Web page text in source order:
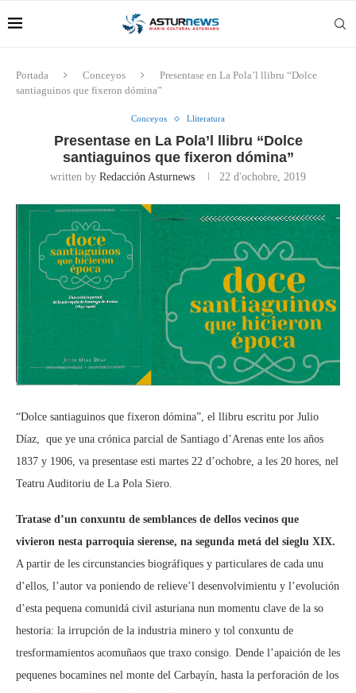
Portada Conceyos
Presentase en La Pola’l llibru “Dolce
santiaguinos que fixeron dómina”
Conceyos Lliteratura
Presentase en La Pola’l llibru “Dolce
santiaguinos que fixeron dómina”
written by Redacción Asturnews 22 d'ochobre, 2019
“Dolce santiaguinos que fixeron dómina”, el llibru escritu por Julio
Díaz, que ye una crónica parcial de Santiago d’Arenas ente los años
1837 y 1906, va presentase esti martes 22 d’ochobre, a les 20 hores, nel
Teatru Auditoriu de La Pola Siero.
Tratase d’un conxuntu de semblances de dellos vecinos que
vivieron nesta parroquia sierense, na segunda metá del sieglu XIX.
A partir de les circunstancies biográfiques y particulares de cada unu
d’ellos, l’autor va poniendo de relieve’l desenvolvimientu y l’evolución
d’esta pequena comunidá civil asturiana nun momentu clave de la so
hestoria: la irrupción de la industria minero y tol conxuntu de
tresformamientos acomuñaos que traxo consigo. Dende l’apaición de les
pequenes bocamines nel monte del Carbayín, hasta la perforación de los